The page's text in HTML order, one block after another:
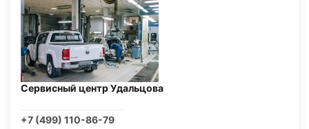
Сервисный центр Удальцова
+7 (499) 110-86-79